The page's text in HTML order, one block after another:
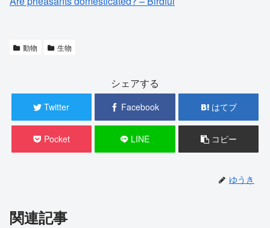
動物 生物
シェアする
Twitter Facebook はてブ
Pocket LINE コピー
ゆうき
関連記事